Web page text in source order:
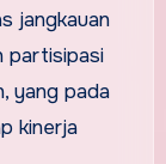
jangkauan
partisipasi
yang pada
kinerja